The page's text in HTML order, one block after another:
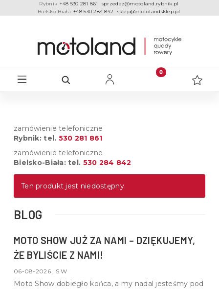
Rybnik +48 530 281 861
sprzedaz@motoland.rybnik.pl
Bielsko-Biała +48 530 284 842 sklep@motolandsklep.pl
zamówienie telefoniczne
Rybnik: tel. 530 281 861
zamówienie telefoniczne
Bielsko-Biała: tel. 530 284 842
Ten produkt jest niedostępny.
BLOG
MOTO SHOW JUŻ ZA NAMI – DZIĘKUJEMY,
ŻE BYLIŚCIE Z NAMI!
06-08-2026 , S.W
Moto Show dobiegło końca, a my nadal jesteśmy pod